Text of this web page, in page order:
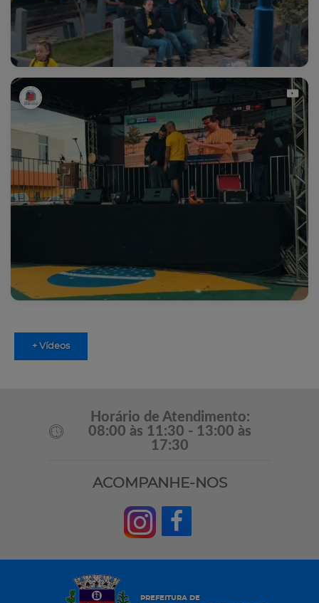
+ Vídeos
Horário de Atendimento:
08:00 às 11:30 - 13:00 às
17:30
ACOMPANHE-NOS
PREFEITURA DE